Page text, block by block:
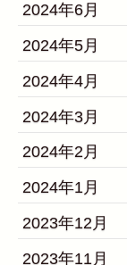
2024年6月
2024年5月
2024年4月
2024年3月
2024年2月
2024年1月
2023年12月
2023年11月